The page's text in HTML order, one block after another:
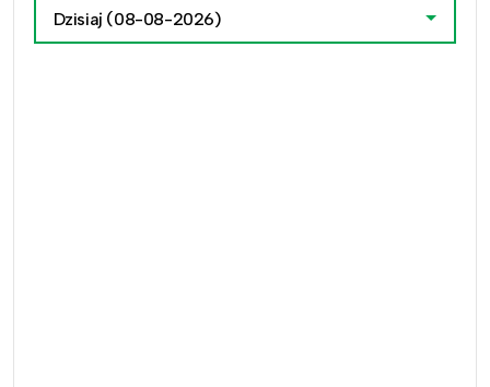
Dzisiaj (08-08-2026)